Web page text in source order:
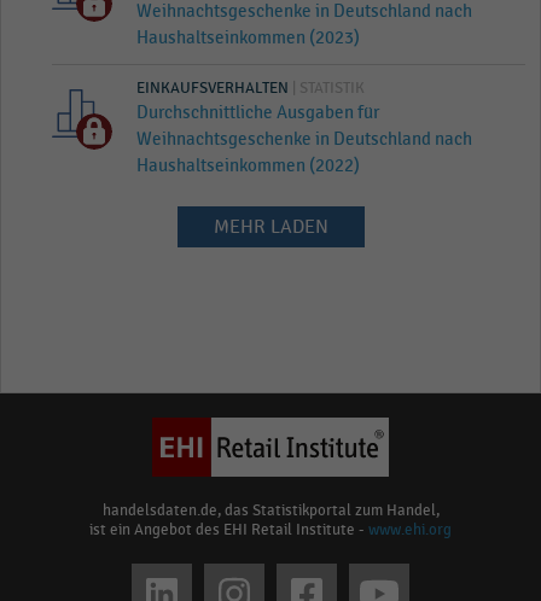
Weihnachtsgeschenke in Deutschland nach
Haushaltseinkommen (2023)
EINKAUFSVERHALTEN | STATISTIK
Durchschnittliche Ausgaben für
Weihnachtsgeschenke in Deutschland nach
Haushaltseinkommen (2022)
MEHR LADEN
handelsdaten.de, das Statistikportal zum Handel,
ist ein Angebot des EHI Retail Institute - www.ehi.org